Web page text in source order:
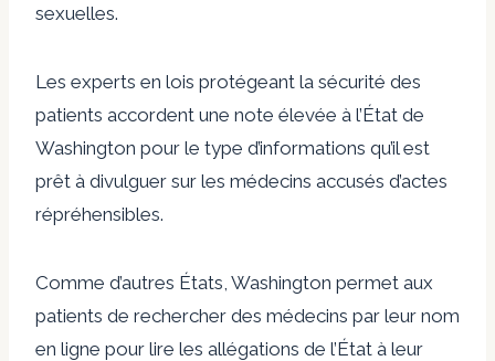
sexuelles.
Les experts en lois protégeant la sécurité des
patients accordent une note élevée à l’État de
Washington pour le type d’informations qu’il est
prêt à divulguer sur les médecins accusés d’actes
répréhensibles.
Comme d’autres États, Washington permet aux
patients de rechercher des médecins par leur nom
en ligne pour lire les allégations de l’État à leur